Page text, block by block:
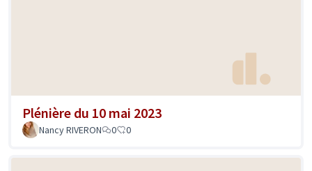
Plénière du 10 mai 2023
Nancy RIVERON 0 0